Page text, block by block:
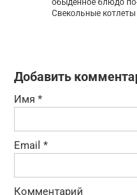
Свекольные котлеты
Добавить
Имя *
Email *
Комментарий